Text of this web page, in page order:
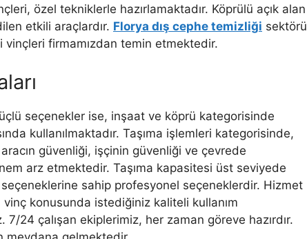
özel tekniklerle hazırlamaktadır. Köprülü açık alan
etkili araçlardır. Florya dış cephe temizliği sektörü
firmamızdan temin etmektedir.
seçenekler ise, inşaat ve köprü kategorisinde
kullanılmaktadır. Taşıma işlemleri kategorisinde,
güvenliği, işçinin güvenliği ve çevrede
arz etmektedir. Taşıma kapasitesi üst seviyede
sahip profesyonel seçeneklerdir. Hizmet
konusunda istediğiniz kaliteli kullanım
24 çalışan ekiplerimiz, her zaman göreve hazırdır.